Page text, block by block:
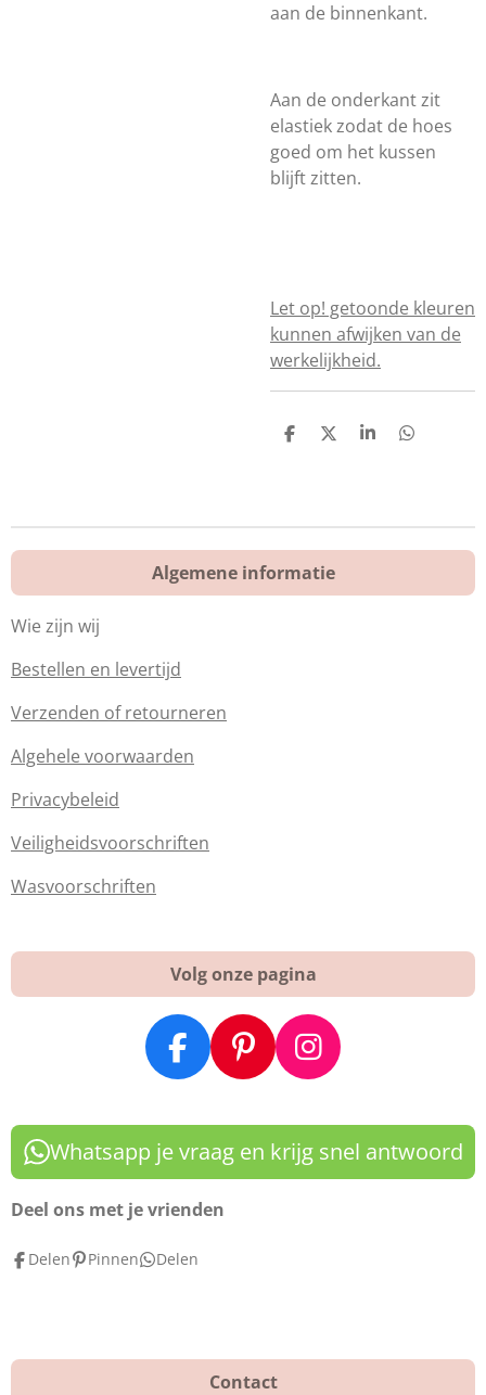
aan de binnenkant.
Aan de onderkant zit
elastiek zodat de hoes
goed om het kussen
blijft zitten.
Let op! getoonde kleuren
kunnen afwijken van de
werkelijkheid.
D
D
S
D
Algemene informatie
Wie zijn wij
Bestellen en levertijd
Verzenden of retourneren
Algehele voorwaarden
Privacybeleid
Veiligheidsvoorschriften
Wasvoorschriften
Volg onze pagina
F
a
c
e
b
o
k
P
i
n
t
e
I
n
s
t
a
Whatsapp je vraag en krijg snel antwoord
Deel ons met je vrienden
Delen Pinnen Delen
Contact